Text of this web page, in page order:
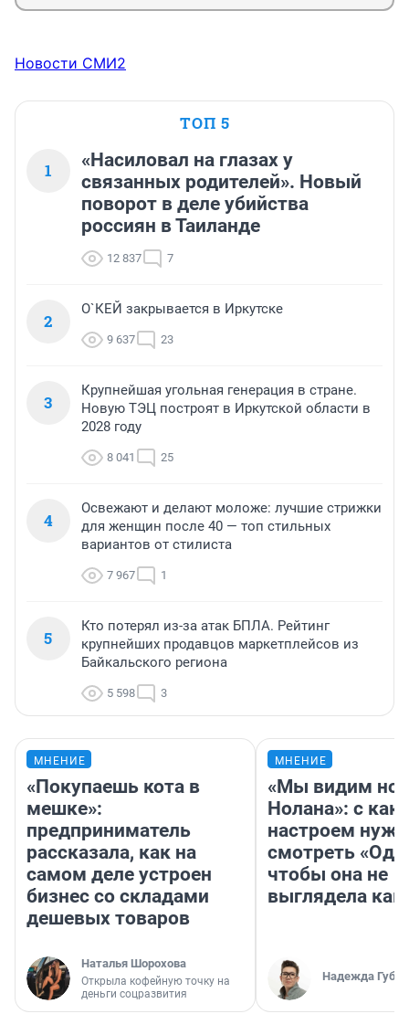
Новости СМИ2
ТОП 5
1
«Насиловал на глазах у
связанных родителей». Новый
поворот в деле убийства
россиян в Таиланде
12 837 7
2
О`КЕЙ закрывается в Иркутске
9 637 23
3
Крупнейшая угольная генерация в стране.
Новую ТЭЦ построят в Иркутской области в
2028 году
8 041 25
4
Освежают и делают моложе: лучшие стрижки
для женщин после 40 — топ стильных
вариантов от стилиста
7 967 1
5
Кто потерял из-за атак БПЛА. Рейтинг
крупнейших продавцов маркетплейсов из
Байкальского региона
5 598 3
МНЕНИЕ
«Покупаешь кота в
мешке»:
предприниматель
рассказала, как на
самом деле устроен
бизнес со складами
дешевых товаров
Наталья Шорохова
Открыла кофейную точку на
деньги соцразвития
МНЕНИЕ
«Мы видим
Нолана»: с
настроем
смотреть
чтобы она не
выглядела как
Надежда